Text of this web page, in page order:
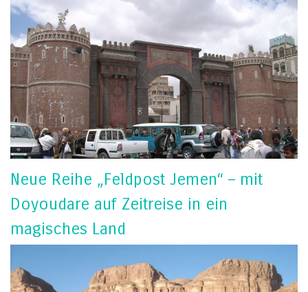
Neue Reihe „Feldpost Jemen“ – mit
Doyoudare auf Zeitreise in ein
magisches Land